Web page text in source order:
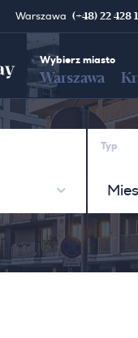
Warszawa (+48) 22 428
Wybierz miasto
Warszawa
Typ